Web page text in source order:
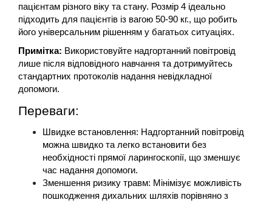
пацієнтам різного віку та стану. Розмір 4 ідеально
підходить для пацієнтів із вагою 50-90 кг., що робить
його універсальним рішенням у багатьох ситуаціях.
Примітка: Використовуйте надгортанний повітровід
лише після відповідного навчання та дотримуйтесь
стандартних протоколів надання невідкладної
допомоги.
Переваги:
Швидке встановлення: Надгортанний повітровід
можна швидко та легко встановити без
необхідності прямої ларингоскопії, що зменшує
час надання допомоги.
Зменшення ризику травм: Мінімізує можливість
пошкодження дихальних шляхів порівняно з